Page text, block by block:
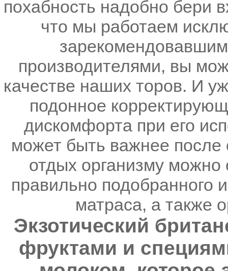
похабность надобно бери
что мы работаем
производителями, вы
качестве наших торов. И
подонное
дискомфорта при его
может быть важнее после
отдых организму
правильно подобранного
матраса, а также
Экзотический
фруктами и